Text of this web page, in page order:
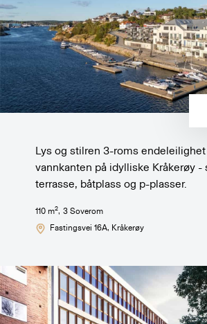
Lys og stilren 3-roms endeleilighet
vannkanten på idylliske Kråkerøy -
terrasse, båtplass og p-plasser.
110 m2, 3Soverom
Fastingsvei 16A, Kråkerøy